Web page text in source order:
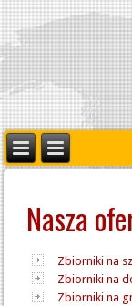
Nasza
Zbiorniki na
Zbiorniki na
Zbiorniki na